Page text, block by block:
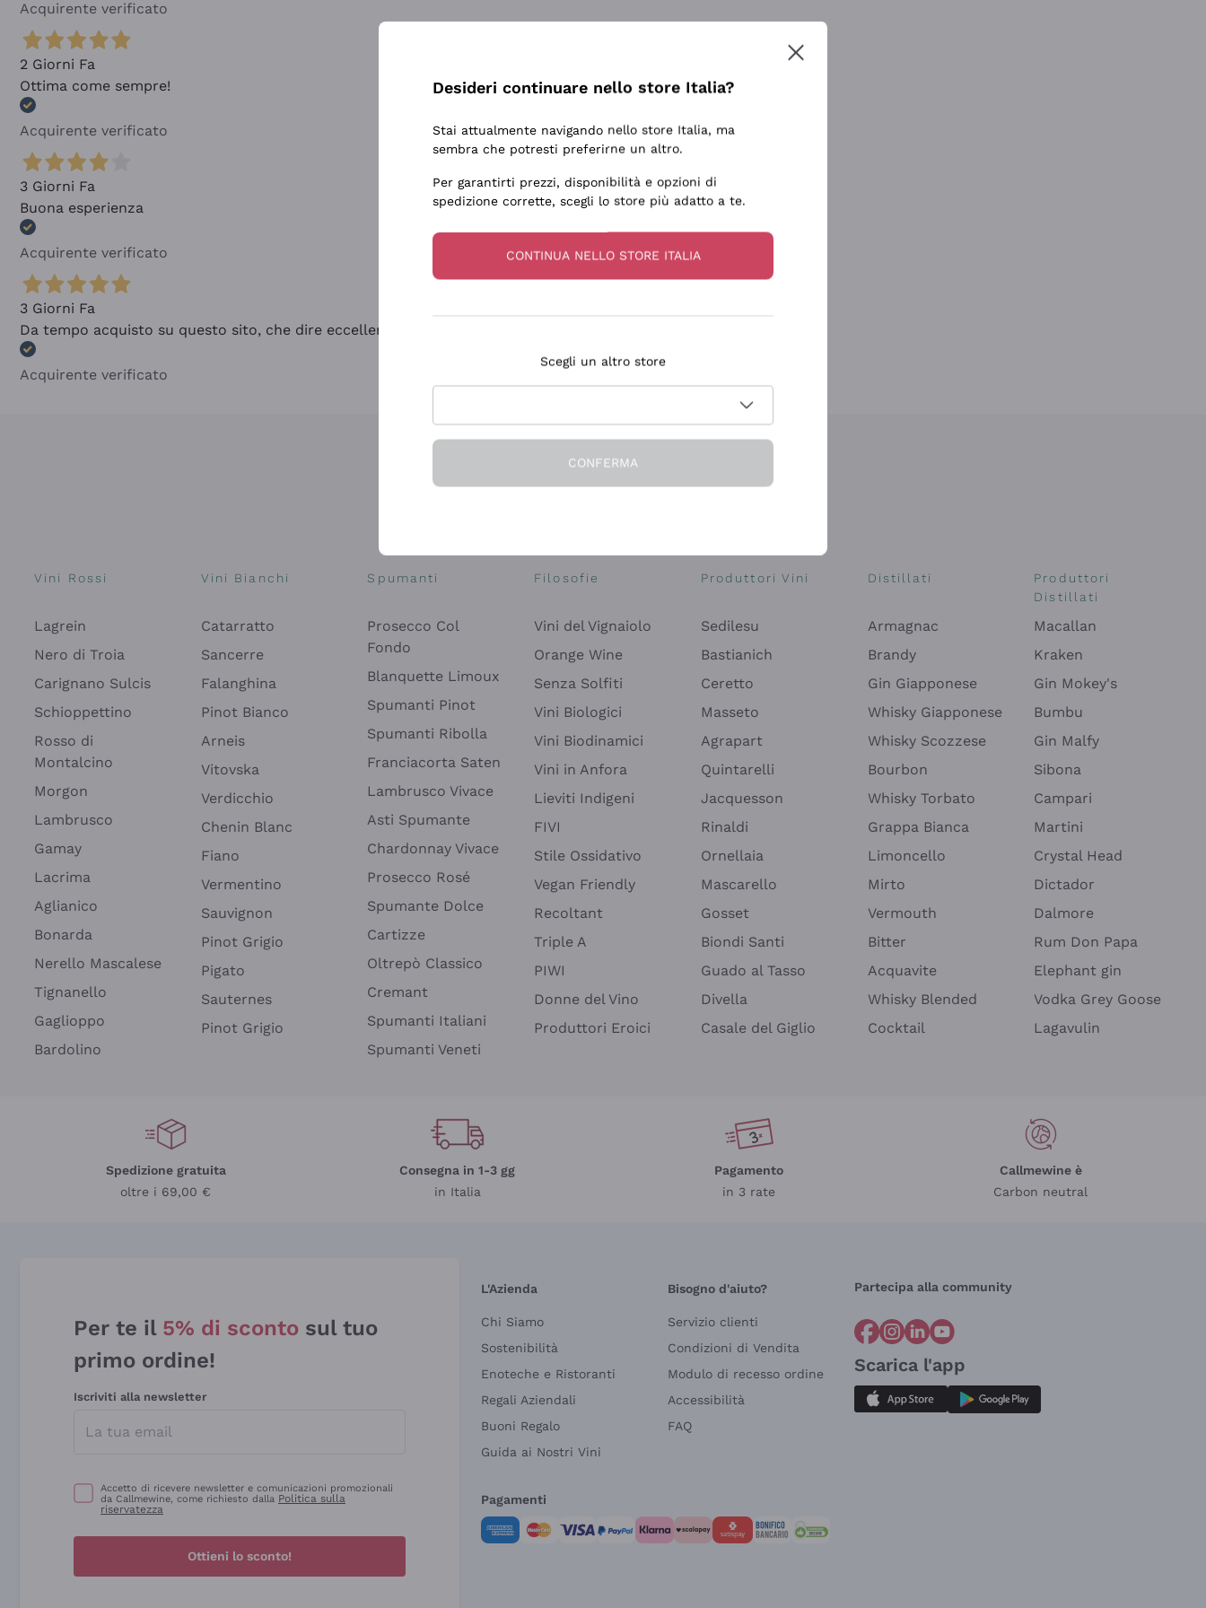
Acquirente verificato
2 Giorni Fa
Ottima come sempre!
Acquirente verificato
3 Giorni Fa
Buona esperienza
Acquirente verificato
3 Giorni Fa
Da tempo acquisto su questo sito, che dire eccellente
Acquirente verificato
Vini Rossi
Lagrein
Nero di Troia
Carignano Sulcis
Schioppettino
Rosso di
Montalcino
Morgon
Lambrusco
Gamay
Lacrima
Aglianico
Bonarda
Nerello Mascalese
Tignanello
Gaglioppo
Bardolino
Vini Bianchi
Catarratto
Sancerre
Falanghina
Pinot Bianco
Arneis
Vitovska
Verdicchio
Chenin Blanc
Fiano
Vermentino
Sauvignon
Pinot Grigio
Pigato
Sauternes
Pinot Grigio
Spumanti
Prosecco Col
Fondo
Blanquette Limoux
Spumanti Pinot
Spumanti Ribolla
Franciacorta Saten
Lambrusco Vivace
Asti Spumante
Chardonnay Vivace
Prosecco Rosé
Spumante Dolce
Cartizze
Oltrepò Classico
Cremant
Spumanti Italiani
Spumanti Veneti
Filosofie
Vini del Vignaiolo
Orange Wine
Senza Solfiti
Vini Biologici
Vini Biodinamici
Vini in Anfora
Lieviti Indigeni
FIVI
Stile Ossidativo
Vegan Friendly
Recoltant
Triple A
PIWI
Donne del Vino
Produttori Eroici
Produttori Vini
Sedilesu
Bastianich
Ceretto
Masseto
Agrapart
Quintarelli
Jacquesson
Rinaldi
Ornellaia
Mascarello
Gosset
Biondi Santi
Guado al Tasso
Divella
Casale del Giglio
Distillati
Armagnac
Brandy
Gin Giapponese
Whisky Giapponese
Whisky Scozzese
Bourbon
Whisky Torbato
Grappa Bianca
Limoncello
Mirto
Vermouth
Bitter
Acquavite
Whisky Blended
Cocktail
Produttori
Distillati
Macallan
Kraken
Gin Mokey's
Bumbu
Gin Malfy
Sibona
Campari
Martini
Crystal Head
Dictador
Dalmore
Rum Don Papa
Elephant gin
Vodka Grey Goose
Lagavulin
Spedizione gratuita
oltre i 69,00 €
Consegna in 1-3 gg
in Italia
Pagamento
in 3 rate
Callmewine è
Carbon neutral
Per te il 5% di sconto sul tuo
primo ordine!
Iscriviti alla newsletter
Accetto di ricevere newsletter e comunicazioni promozionali
da Callmewine, come richiesto dalla Politica sulla
riservatezza
Ottieni lo sconto!
L'Azienda
Chi Siamo
Sostenibilità
Enoteche e Ristoranti
Regali Aziendali
Buoni Regalo
Guida ai Nostri Vini
Bisogno d'aiuto?
Servizio clienti
Condizioni di Vendita
Modulo di recesso ordine
Accessibilità
FAQ
Partecipa alla community
Scarica l'app
Pagamenti
Desideri continuare nello store Italia?
Stai attualmente navigando nello store Italia, ma
sembra che potresti preferirne un altro.
Per garantirti prezzi, disponibilità e opzioni di
spedizione corrette, scegli lo store più adatto a te.
CONTINUA NELLO STORE ITALIA
Scegli un altro store
CONFERMA